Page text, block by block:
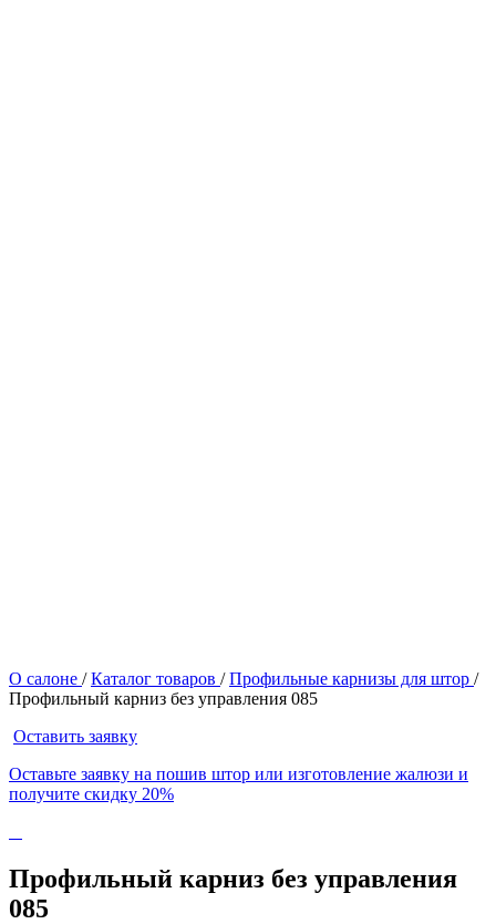
О салоне /Каталог товаров /Профильные карнизы для штор /
Профильный карниз без управления 085
Оставить заявку
Оставьте заявку на пошив штор или изготовление жалюзи и
получите скидку 20%
Профильный карниз без управления
085